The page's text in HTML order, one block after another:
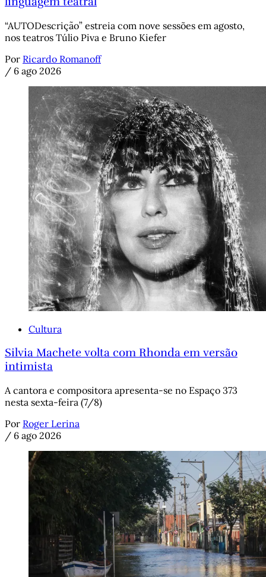
“AUTODescrição” estreia com nove sessões em agosto,
nos teatros Túlio Piva e Bruno Kiefer
Por Ricardo Romanoff
/ 6 ago 2026
Cultura
Silvia Machete volta com Rhonda em versão
intimista
A cantora e compositora apresenta-se no Espaço 373
nesta sexta-feira (7/8)
Por Roger Lerina
/ 6 ago 2026